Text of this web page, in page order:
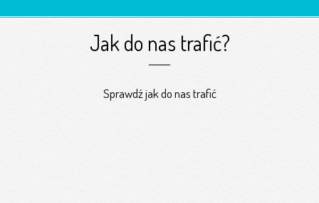
Jak do nas trafić?
Sprawdź jak do nas trafić